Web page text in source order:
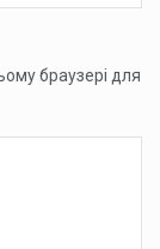
браузері для